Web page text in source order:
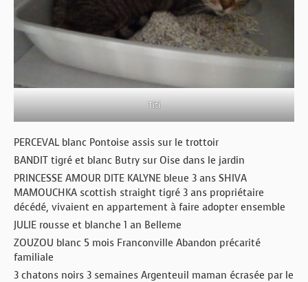
Titi
PERCEVAL blanc Pontoise assis sur le trottoir
BANDIT tigré et blanc Butry sur Oise dans le jardin
PRINCESSE AMOUR DITE KALYNE bleue 3 ans SHIVA
MAMOUCHKA scottish straight tigré 3 ans propriétaire
décédé, vivaient en appartement à faire adopter ensemble
JULIE rousse et blanche 1 an Belleme
ZOUZOU blanc 5 mois Franconville Abandon précarité
familiale
3 chatons noirs 3 semaines Argenteuil maman écrasée par le